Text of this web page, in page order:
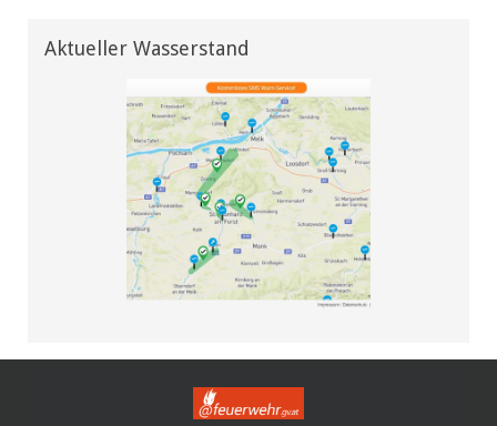
Aktueller Wasserstand